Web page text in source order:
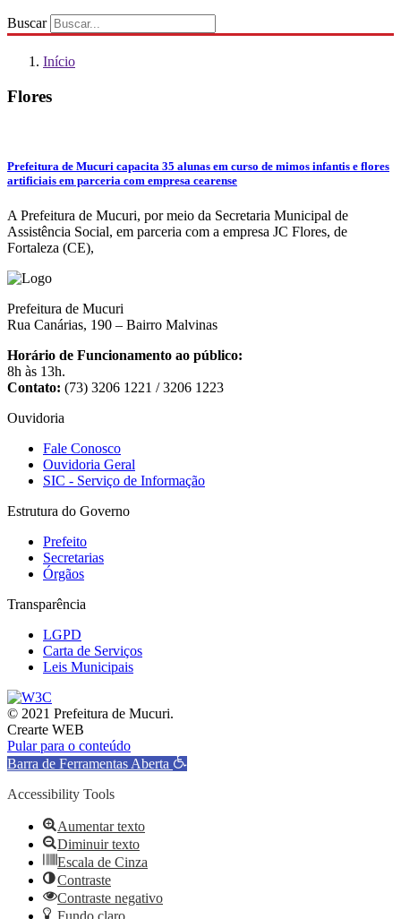
Buscar
Início
Flores
Prefeitura de Mucuri capacita 35 alunas em curso de mimos infantis e flores
artificiais em parceria com empresa cearense
A Prefeitura de Mucuri, por meio da Secretaria Municipal de
Assistência Social, em parceria com a empresa JC Flores, de
Fortaleza (CE),
Prefeitura de Mucuri
Rua Canárias, 190 – Bairro Malvinas
Horário de Funcionamento ao público:
8h às 13h.
Contato: (73) 3206 1221 / 3206 1223
Ouvidoria
Fale Conosco
Ouvidoria Geral
SIC - Serviço de Informação
Estrutura do Governo
Prefeito
Secretarias
Órgãos
Transparência
LGPD
Carta de Serviços
Leis Municipais
© 2021 Prefeitura de Mucuri.
Crearte WEB
Pular para o conteúdo
Barra de Ferramentas Aberta
Accessibility Tools
Aumentar texto
Diminuir texto
Escala de Cinza
Contraste
Contraste negativo
Fundo claro